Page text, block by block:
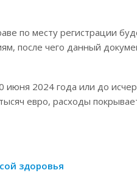
по месту регистрации
после чего данный
июня 2024 года или до
евро, расходы
здоровья